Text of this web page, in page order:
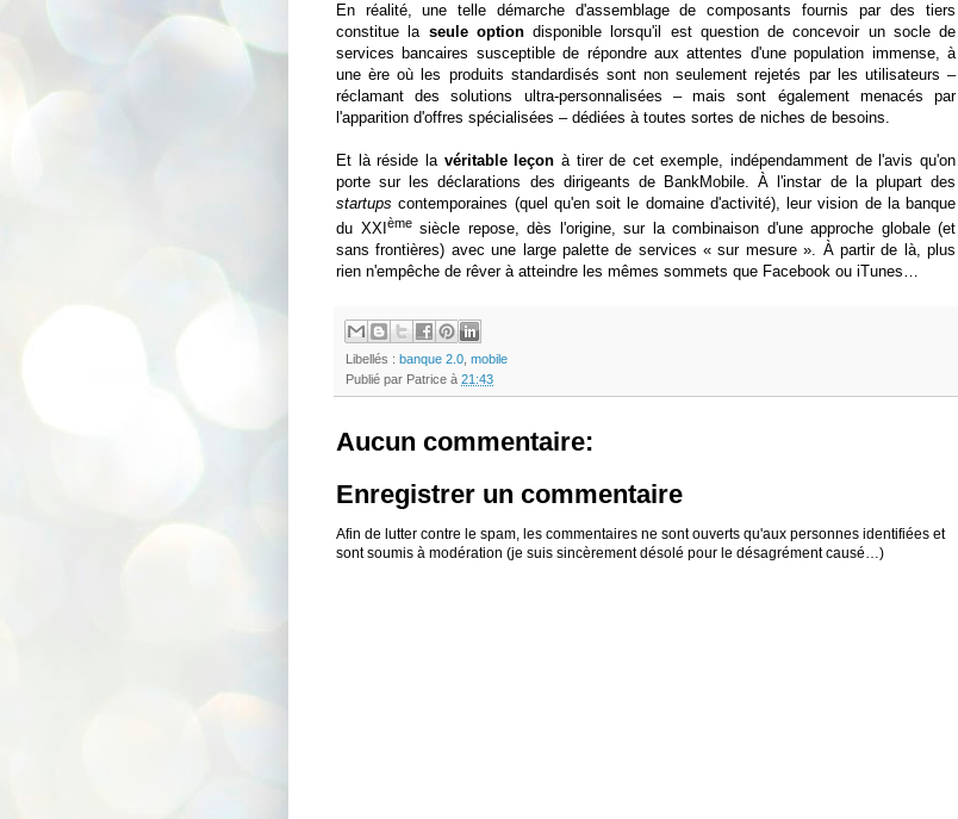
En réalité, une telle démarche d'assemblage de composants fournis par des tiers
constitue la seule optiondisponible lorsqu'il est question de concevoir un socle de
services bancaires susceptible de répondre aux attentes d'une population immense, à
une ère où les produits standardisés sont non seulement rejetés par les utilisateurs –
réclamant des solutions ultra-personnalisées – mais sont également menacés par
l'apparition d'offres spécialisées – dédiées à toutes sortes de niches de besoins.
Et là réside la véritable leçon à tirer de cet exemple, indépendamment de l'avis qu'on
porte sur les déclarations des dirigeants de BankMobile. À l'instar de la plupart des
startups contemporaines (quel qu'en soit le domaine d'activité), leur vision de la banque
du XXI èmesiècle repose, dès l'origine, sur la combinaison d'une approche globale (et
sans frontières) avec une large palette de services « sur mesure ». À partir de là, plus
rien n'empêche de rêver à atteindre les mêmes sommets que Facebook ou iTunes…
Libellés : banque 2.0 mobile
Publié par Patrice à 21:43
Aucun commentaire:
Enregistrer un commentaire
Afin de lutter contre le spam, les commentaires ne sont ouverts qu'aux personnes identifiées et
sont soumis à modération (je suis sincèrement désolé pour le désagrément causé…)